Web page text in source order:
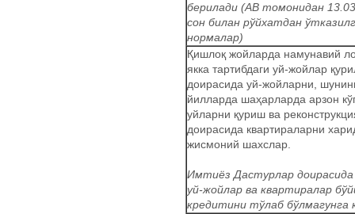
берилади (АВ томонидан
сон билан рўйхатдан
нормалар)
Қишлоқ жойларда намунавий
якка тартибдаги уй-жойлар
доирасида уй-жойларни,
йилларда шаҳарларда арзон
уйларни қуриш ва
доирасида квартираларни
жисмоний шахслар.
Имтиёз Дастурлар доирасида
уй-жойлар ва квартиралар
кредитини тўлаб бўлмагунга